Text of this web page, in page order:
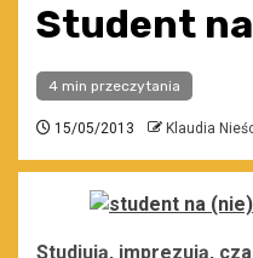
Student
4 min przeczytania
15/05/2013 Klaudia
Studiują, imprezują,